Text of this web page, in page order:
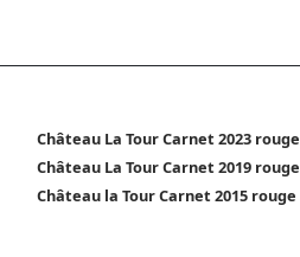
Château La Tour Carnet 2023 rouge
Château La Tour Carnet 2019 rouge
Château la Tour Carnet 2015 rouge